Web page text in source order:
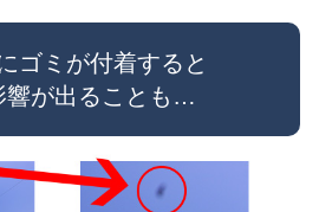
ゴミが付着すると
響が出ることも…